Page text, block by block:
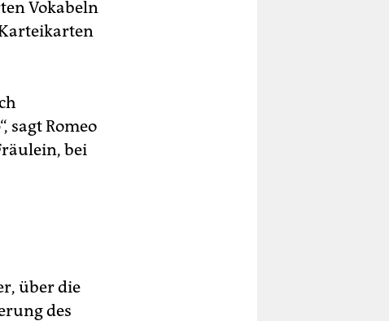
Vokabeln
sagt Romeo
bei
über die
des